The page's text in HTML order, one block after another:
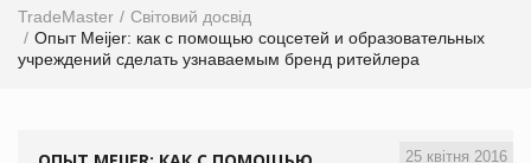
TradeMaster
Світовий досвід
Опыт Meijer: как с помощью соцсетей и образовательных
учреждений сделать узнаваемым бренд ритейлера
25 квітня 2016